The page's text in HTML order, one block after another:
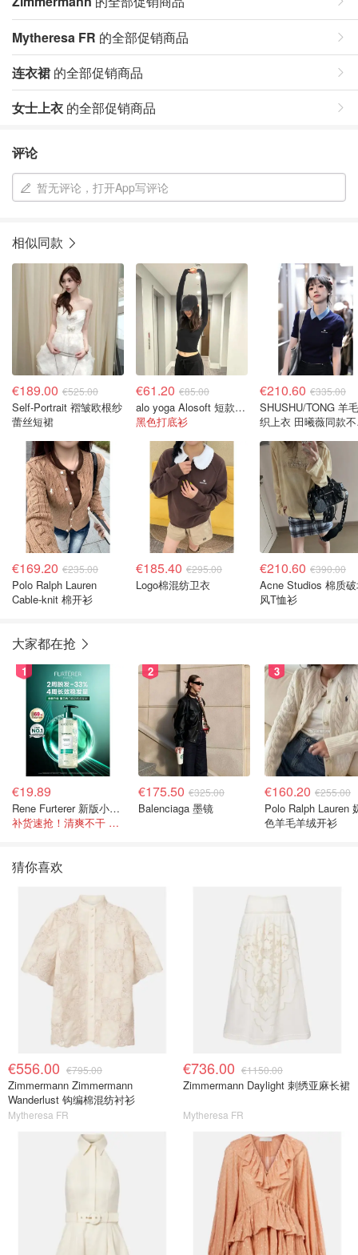
Mytheresa FR 的全部促销商品
连衣裙 的全部促销商品
女士上衣 的全部促销商品
评论
暂无评论，打开App写评论
相似同款
€189.00 €525.00
Self-Portrait 褶皱欧根纱
蕾丝短裙
€61.20 €85.00
alo yoga Alosoft 短款功能上衣
黑色打底衫
€210.60 €335.00
SHUSHU/TONG 羊
织上衣 田曦薇同款
€169.20 €235.00
Polo Ralph Lauren
Cable-knit 棉开衫
€185.40 €295.00
Logo棉混纺卫衣
€210.60 €390.00
Acne Studios 棉质
风T恤衫
大家都在抢
1
€19.89
Rene Furterer 新版小白珠洗发水 500ml
补货速抢！清爽不干 蓬松强韧秀发
2
€175.50 €325.00
Balenciaga 墨镜
3
€160.20 €255.00
Polo Ralph Lauren
色羊毛羊绒开衫
猜你喜欢
€556.00 €795.00
Zimmermann Zimmermann
Wanderlust 钩编棉混纺衬衫
Mytheresa FR
€736.00 €1150.00
Zimmermann Daylight 刺绣亚麻长裙
Mytheresa FR